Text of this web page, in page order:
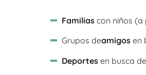
Familiascon niños (a
Grupos deamigosen
Deportesen busca